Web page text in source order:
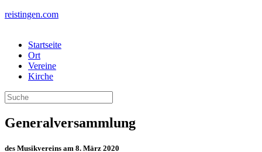
reistingen.com
Startseite
Ort
Vereine
Kirche
Generalversammlung
des Musikvereins am 8. März 2020